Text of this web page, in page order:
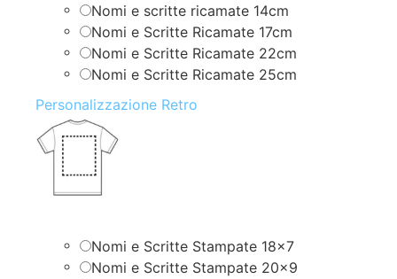
Nomi e scritte ricamate 14cm
Nomi e Scritte Ricamate 17cm
Nomi e Scritte Ricamate 22cm
Nomi e Scritte Ricamate 25cm
Personalizzazione Retro
Nomi e Scritte Stampate 18×7
Nomi e Scritte Stampate 20×9